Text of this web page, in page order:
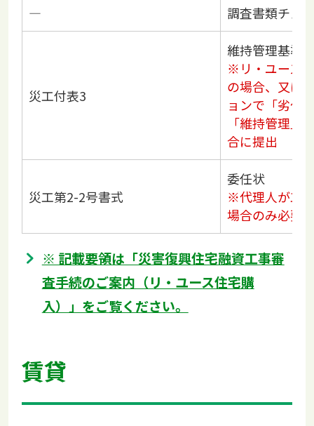
― 調査書類チェ
災工付表3
維持管理基準
※リ・ユース
の場合、又は
ョンで「劣化
「維持管理」
合に提出
災工第2-2号書式
委任状
※代理人が工
場合のみ必要
※ 記載要領は「災害復興住宅融資工事審
査手続のご案内（リ・ユース住宅購
入）」をご覧ください。
賃貸